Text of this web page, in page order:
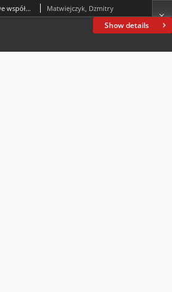
Show details
Pamiętnikarstwo XIX wieku we współczesnej historiografii białoruskiej: osiągnięcia i problemy rozwoju Matwiejczyk, Dzmitry